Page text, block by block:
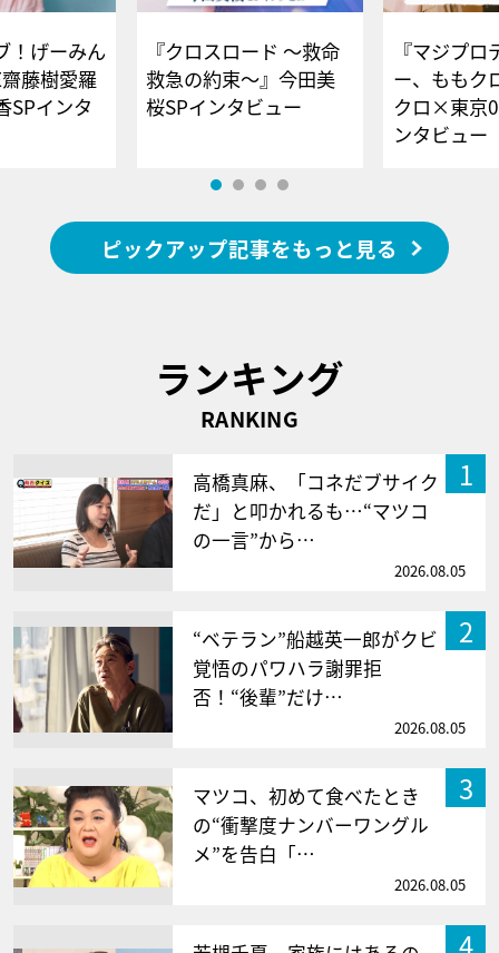
！げーみん
藤樹愛羅
SPインタ
『クロスロード ～救命
救急の約束～』今田美
桜SPインタビュー
『マジプロ
ー、ももク
クロ×東京
ンタビュー
ピックアップ記事をもっと見る
ランキング
RANKING
1
高橋真麻、「コネだブサイク
だ」と叩かれるも…“マツコ
の一言”から…
2026.08.05
2
“ベテラン”船越英一郎がクビ
覚悟のパワハラ謝罪拒
否！“後輩”だけ…
2026.08.05
3
マツコ、初めて食べたとき
の“衝撃度ナンバーワングル
メ”を告白「…
2026.08.05
4